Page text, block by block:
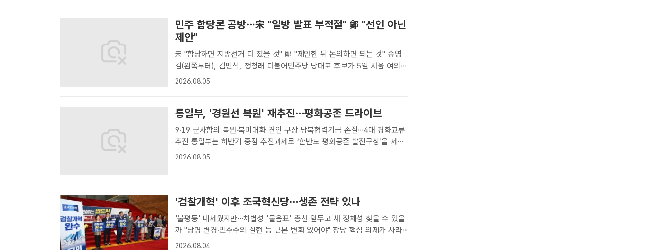
민주 합당론 공방…宋 "일방 발표 부적절" 鄭 "선언 아닌
제안"
宋 "합당하면 지방선거 더 졌을 것" 鄭 "제안한 뒤 논의하면 되는 것" 송영
길(왼쪽부터), 김민석, 정청래 더불어민주당 당대표 후보가 5일 서울 여의도
KBS에서 열린 민주당 당대표 후보자 TV토론회에서 기념촬영을 하고 있다.
2026.08.05
통일부, '경원선 복원' 재추진…평화공존 드라이브
9·19 군사합의 복원·북미대화 견인 구상 남북협력기금 손질…4대 평화교류
추진 통일부는 하반기 중점 추진과제로 ‘한반도 평화공존 발전구상’을 제시
하고, 한반도 정세변화 대응을 위한 ‘피스페이커-페이스메이커+(플러스)’를
2026.08.05
'검찰개혁' 이후 조국혁신당…생존 전략 있나
'불평등' 내세웠지만…차별성 '물음표' 총선 앞두고 새 정체성 찾을 수 있을
까 "당명 변경·민주주의 실현 등 근본 변화 있어야" 창당 핵심 의제가 사라
진 가운데, 조국혁신당이 제시하는 뚜렷한 대안 의제가 없어 2%대로 주저
2026.08.04